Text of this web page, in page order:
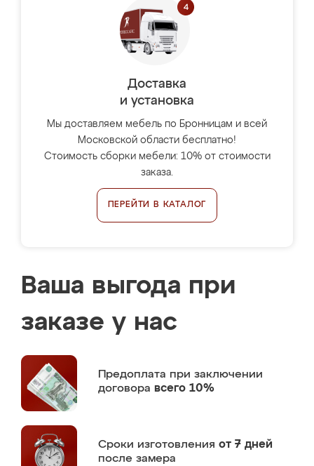
Доставка
и установка
Мы доставляем мебель по Бронницам и всей
Московской области бесплатно!
Стоимость сборки мебели: 10% от стоимости
заказа.
ПЕРЕЙТИ В КАТАЛОГ
Ваша выгода при
заказе у нас
Предоплата при заключении
договора всего 10%
Сроки изготовления от 7 дней
после замера